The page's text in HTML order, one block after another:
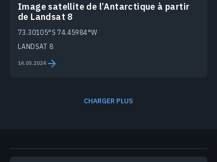
Image satellite de l’Antarctique à partir
de Landsat 8
73.30105°S 74.45984°W
LANDSAT 8
14.05.2024
CHARGER PLUS